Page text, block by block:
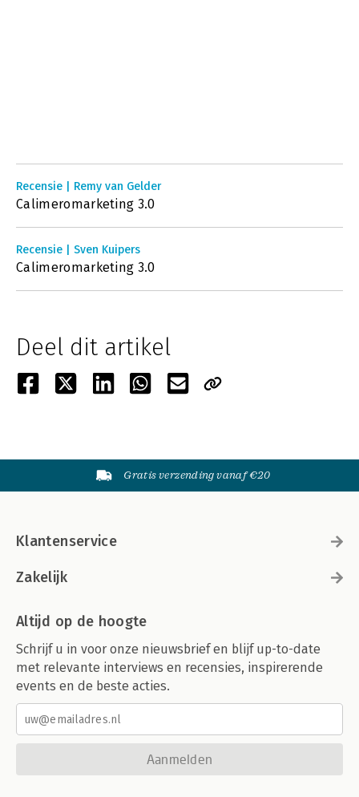
Recensie | Remy van Gelder
Calimeromarketing 3.0
Recensie | Sven Kuipers
Calimeromarketing 3.0
Deel dit artikel
Gratis verzending vanaf €20
Klantenservice
Zakelijk
Altijd op de hoogte
Schrijf u in voor onze nieuwsbrief en blijf up-to-date
met relevante interviews en recensies, inspirerende
events en de beste acties.
Aanmelden